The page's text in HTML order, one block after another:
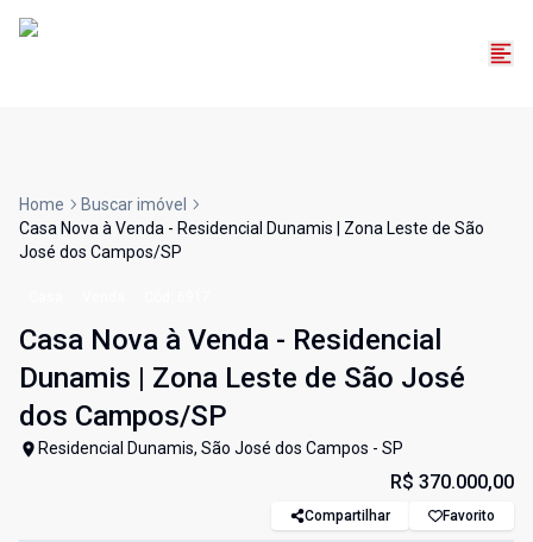
Home
Buscar imóvel
Casa Nova à Venda - Residencial Dunamis | Zona Leste de São
José dos Campos/SP
Casa Nova à Venda - Residencial
Dunamis | Zona Leste de São José
dos Campos/SP
Residencial Dunamis, São José dos Campos - SP
R$ 370.000,00
Compartilhar Favorito